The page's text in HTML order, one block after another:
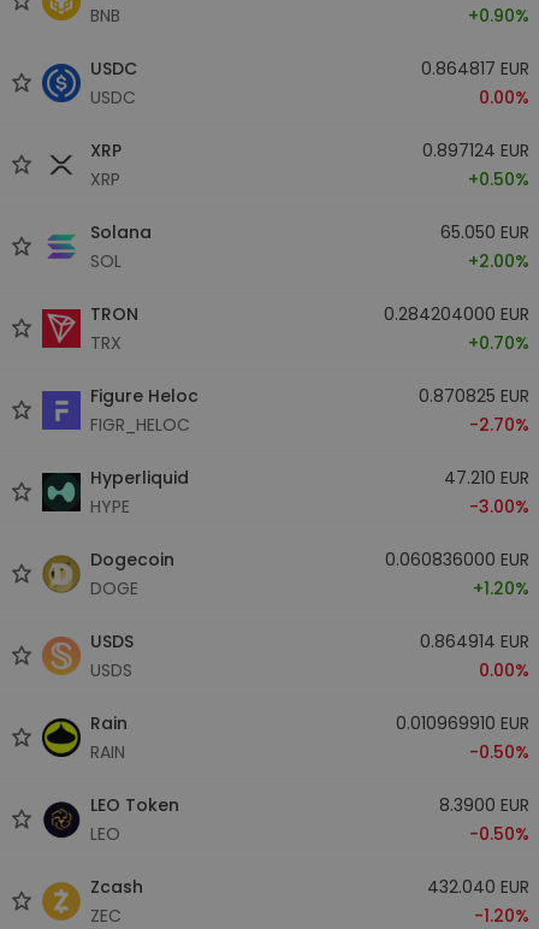
BNB
+0.90%
USDC
USDC
0.864817 EUR
0.00%
XRP
XRP
0.897124 EUR
+0.50%
Solana
SOL
65.050 EUR
+2.00%
TRON
TRX
0.284204000 EUR
+0.70%
Figure Heloc
FIGR_HELOC
0.870825 EUR
-2.70%
Hyperliquid
HYPE
47.210 EUR
-3.00%
Dogecoin
DOGE
0.060836000 EUR
+1.20%
USDS
USDS
0.864914 EUR
0.00%
Rain
RAIN
0.010969910 EUR
-0.50%
LEO Token
LEO
8.3900 EUR
-0.50%
Zcash
ZEC
432.040 EUR
-1.20%